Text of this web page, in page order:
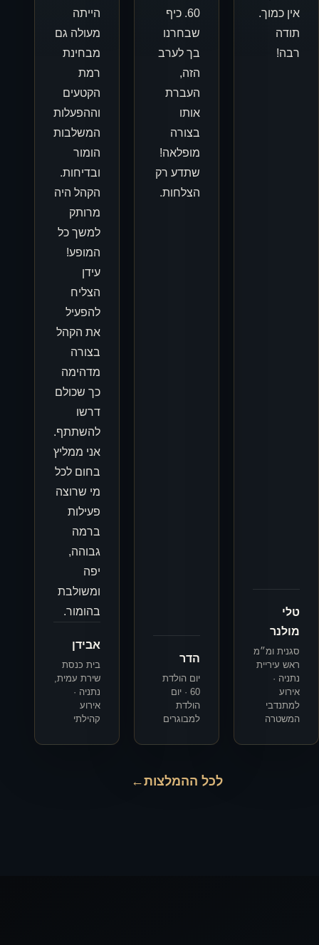
אין כמוך.
תודה
רבה!
טלי
מולנר
סגנית ומ״מ
ראש עיריית
נתניה ·
אירוע
למתנדבי
המשטרה
60. כיף
שבחרנו
בך לערב
הזה,
העברת
אותו
בצורה
מופלאה!
שתדע רק
הצלחות.
הדר
יום הולדת
60 · יום
הולדת
למבוגרים
הייתה
מעולה גם
מבחינת
רמת
הקטעים
וההפעלות
המשלבות
הומור
ובדיחות.
הקהל היה
מרותק
למשך כל
המופע!
עידן
הצליח
להפעיל
את הקהל
בצורה
מדהימה
כך שכולם
דרשו
להשתתף.
אני ממליץ
בחום לכל
מי שרוצה
פעילות
ברמה
גבוהה,
יפה
ומשולבת
בהומור.
אבידן
בית כנסת
שירת עמית,
נתניה ·
אירוע
קהילתי
לכל ההמלצות←